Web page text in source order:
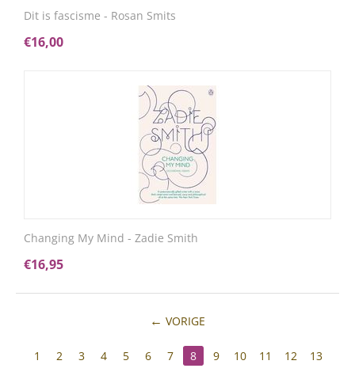
Dit is fascisme - Rosan Smits
€16,00
Changing My Mind - Zadie Smith
€16,95
VORIGE
1 2 3 4 5 6 7 8 9 10 11 12
13